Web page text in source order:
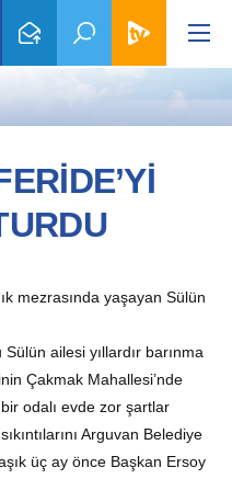
mezrasında yaşayan Sülün
ailesi yıllardır barınma
Çakmak Mahallesi’nde
odalı evde zor şartlar
Arguvan Belediye
üç ay önce Başkan Ersoy